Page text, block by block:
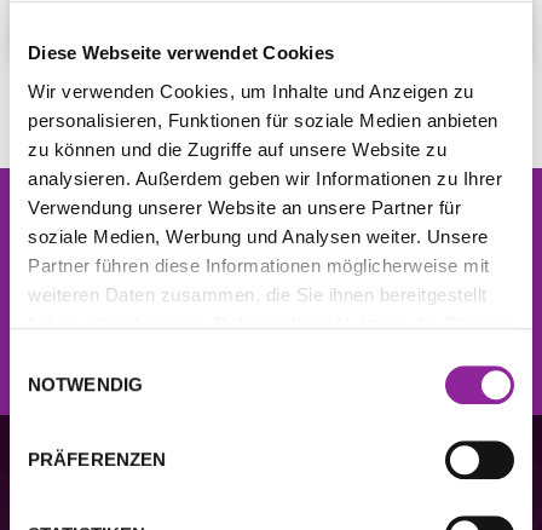
Diese Webseite verwendet Cookies
Wir verwenden Cookies, um Inhalte und Anzeigen zu
personalisieren, Funktionen für soziale Medien anbieten
zu können und die Zugriffe auf unsere Website zu
analysieren. Außerdem geben wir Informationen zu Ihrer
Verwendung unserer Website an unsere Partner für
soziale Medien, Werbung und Analysen weiter. Unsere
Partner führen diese Informationen möglicherweise mit
weiteren Daten zusammen, die Sie ihnen bereitgestellt
NOTWENDIG
PRÄFERENZEN
Newsletter
Jetzt kostenlos anmelden und10% Rabattauf die
nächste Bestellung erhalten.